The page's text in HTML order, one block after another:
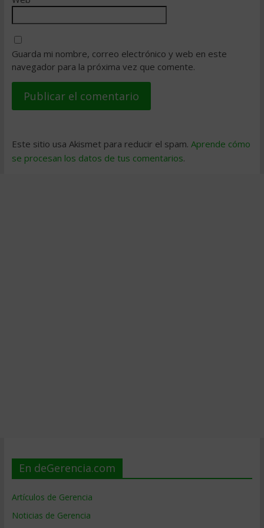
Guarda mi nombre, correo electrónico y web en este
navegador para la próxima vez que comente.
Este sitio usa Akismet para reducir el spam. Aprende cómo
se procesan los datos de tus comentarios.
En deGerencia.com
Artículos de Gerencia
Noticias de Gerencia